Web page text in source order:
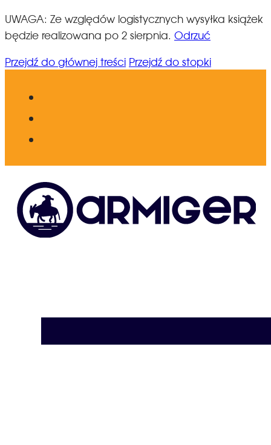
UWAGA: Ze względów logistycznych wysyłka książek
będzie realizowana po 2 sierpnia. Odrzuć
Przejdź do głównej treści Przejdź do stopki